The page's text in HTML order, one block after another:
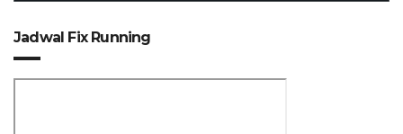
Jadwal Fix Running